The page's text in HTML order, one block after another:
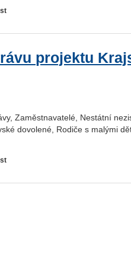
projektu
Zaměstnavatelé, Nestátní
dovolené, Rodiče s malými